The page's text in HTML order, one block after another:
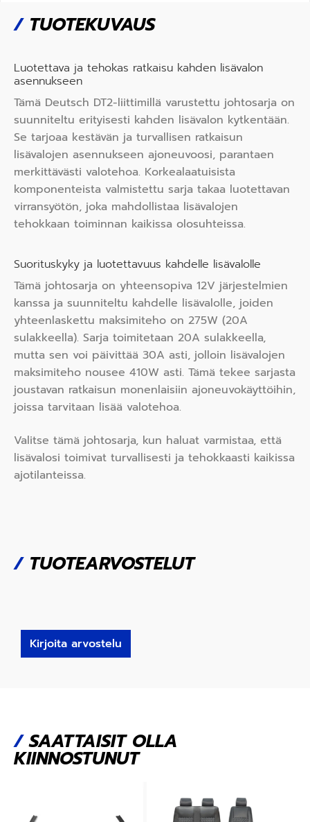
/TUOTEKUVAUS
Luotettava ja tehokas ratkaisu kahden lisävalon
asennukseen
Tämä Deutsch DT2-liittimillä varustettu johtosarja on
suunniteltu erityisesti kahden lisävalon kytkentään.
Se tarjoaa kestävän ja turvallisen ratkaisun
lisävalojen asennukseen ajoneuvoosi, parantaen
merkittävästi valotehoa. Korkealaatuisista
komponenteista valmistettu sarja takaa luotettavan
virransyötön, joka mahdollistaa lisävalojen
tehokkaan toiminnan kaikissa olosuhteissa.
Suorituskyky ja luotettavuus kahdelle lisävalolle
Tämä johtosarja on yhteensopiva 12V järjestelmien
kanssa ja suunniteltu kahdelle lisävalolle, joiden
yhteenlaskettu maksimiteho on 275W (20A
sulakkeella). Sarja toimitetaan 20A sulakkeella,
mutta sen voi päivittää 30A asti, jolloin lisävalojen
maksimiteho nousee 410W asti. Tämä tekee sarjasta
joustavan ratkaisun monenlaisiin ajoneuvokäyttöihin,
joissa tarvitaan lisää valotehoa.
Valitse tämä johtosarja, kun haluat varmistaa, että
lisävalosi toimivat turvallisesti ja tehokkaasti kaikissa
ajotilanteissa.
/TUOTEARVOSTELUT
Kirjoita arvostelu
/SAATTAISIT OLLA
KIINNOSTUNUT